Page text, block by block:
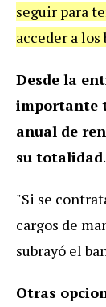
seguir para
acceder a
Desde la
importante
anual de
su totalidad.
"Si se
cargos de
subrayó el
Otras